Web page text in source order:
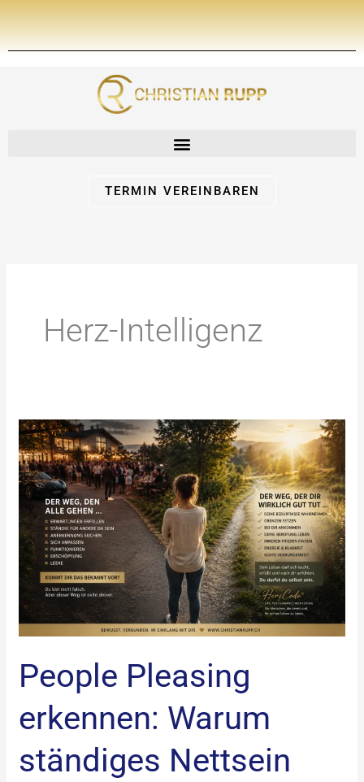
springen
TERMIN VEREINBAREN
Herz-Intelligenz
People Pleasing
erkennen: Warum
ständiges Nettsein
People
Pleasing
erkennen:
Warum
ständiges
Nettsein
unglücklich
macht